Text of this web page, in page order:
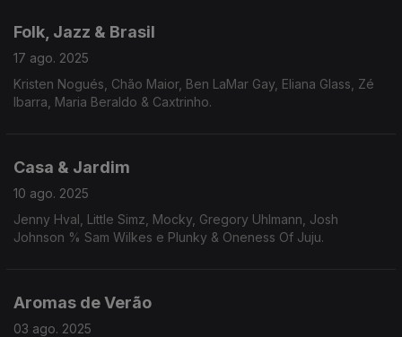
Folk, Jazz & Brasil
17 ago. 2025
Kristen Nogués, Chão Maior, Ben LaMar Gay, Eliana Glass, Zé
Ibarra, Maria Beraldo & Caxtrinho.
Casa & Jardim
10 ago. 2025
Jenny Hval, Little Simz, Mocky, Gregory Uhlmann, Josh
Johnson % Sam Wilkes e Plunky & Oneness Of Juju.
Aromas de Verão
03 ago. 2025